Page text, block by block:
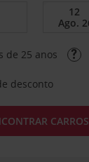
de 25 anos
desconto
CARROS